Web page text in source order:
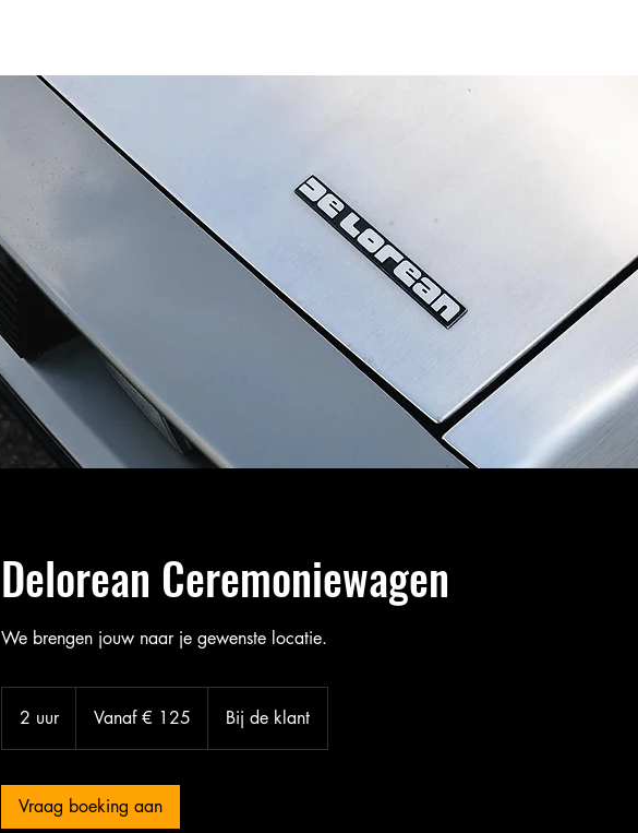
Delorean Ceremoniewagen
We brengen jouw naar je gewenste locatie.
2 uur2
u
euroVanaf € 125 Bij de klant
Vraag boeking aan